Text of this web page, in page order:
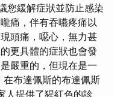
您緩解症狀並防止感染
痛，伴有吞嚥疼痛以
頭痛，噁心，無力甚
更具體的症狀也會發
嚴重的，但現在是一
在布達佩斯的布達佩斯
人提供了猩紅色的診